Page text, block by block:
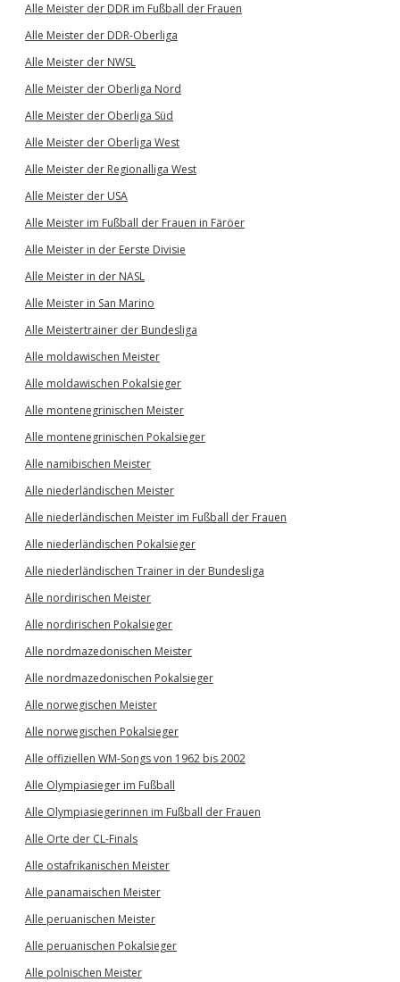
Alle Meister der DDR im Fußball der Frauen
Alle Meister der DDR-Oberliga
Alle Meister der NWSL
Alle Meister der Oberliga Nord
Alle Meister der Oberliga Süd
Alle Meister der Oberliga West
Alle Meister der Regionalliga West
Alle Meister der USA
Alle Meister im Fußball der Frauen in Färöer
Alle Meister in der Eerste Divisie
Alle Meister in der NASL
Alle Meister in San Marino
Alle Meistertrainer der Bundesliga
Alle moldawischen Meister
Alle moldawischen Pokalsieger
Alle montenegrinischen Meister
Alle montenegrinischen Pokalsieger
Alle namibischen Meister
Alle niederländischen Meister
Alle niederländischen Meister im Fußball der Frauen
Alle niederländischen Pokalsieger
Alle niederländischen Trainer in der Bundesliga
Alle nordirischen Meister
Alle nordirischen Pokalsieger
Alle nordmazedonischen Meister
Alle nordmazedonischen Pokalsieger
Alle norwegischen Meister
Alle norwegischen Pokalsieger
Alle offiziellen WM-Songs von 1962 bis 2002
Alle Olympiasieger im Fußball
Alle Olympiasiegerinnen im Fußball der Frauen
Alle Orte der CL-Finals
Alle ostafrikanischen Meister
Alle panamaischen Meister
Alle peruanischen Meister
Alle peruanischen Pokalsieger
Alle polnischen Meister